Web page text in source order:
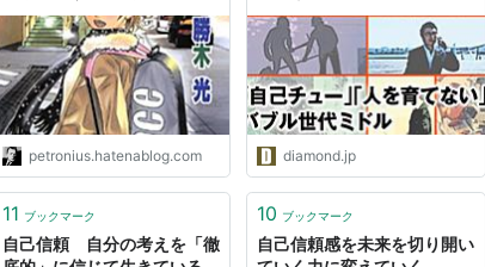
- 物語三昧～できればより深
く物語を楽しむために
petronius.hatenablog.com diamond.jp
11 ブックマーク
自己信頼 自分の考えを「徹
10 ブックマーク
自己信頼感を未来を切り開い